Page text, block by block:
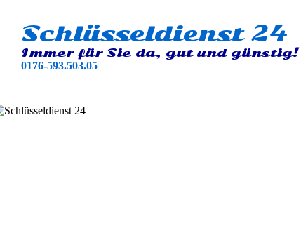
Schlüsseldienst 24
Immer für Sie da, gut und günstig!
0176-593.503.05